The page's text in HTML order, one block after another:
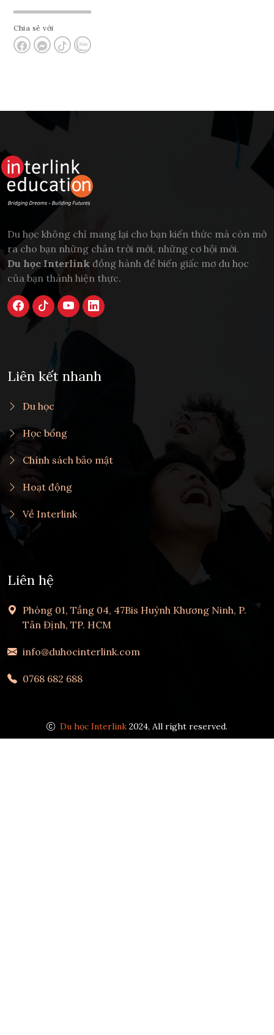
Chia sẻ với
Du học không chỉ mang lại cho bạn kiến thức mà còn mở
ra cho bạn những chân trời mới, những cơ hội mới.
Du học Interlink đồng hành để biến giấc mơ du học
của bạn thành hiện thực.
Liên kết nhanh
Du học
Học bổng
Chính sách bảo mật
Hoạt động
Về Interlink
Liên hệ
Phòng 01, Tầng 04, 47Bis Huỳnh Khương Ninh, P.
Tân Định, TP. HCM
info@duhocinterlink.com
0768 682 688
Du học Interlink 2024, All right reserved.